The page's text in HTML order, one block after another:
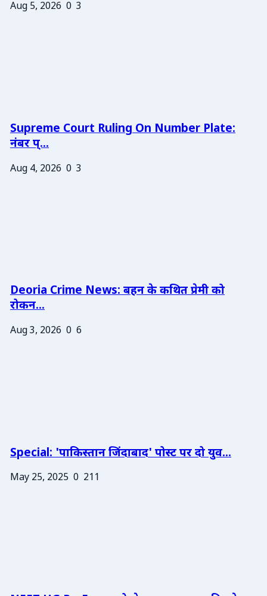
Aug 5, 2026 0 3
Supreme Court Ruling On Number Plate:
नंबर प्...
Aug 4, 2026 0 3
Deoria Crime News: बहन के कथित प्रेमी को
रोकन...
Aug 3, 2026 0 6
Special: 'पाकिस्तान जिंदाबाद' पोस्ट पर दो युव...
May 25, 2025 0 211